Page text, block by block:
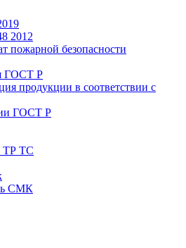
2012
пожарной безопасности
ГОСТ Р
продукции в соответствии с
ГОСТ Р
ТР ТС
СМК